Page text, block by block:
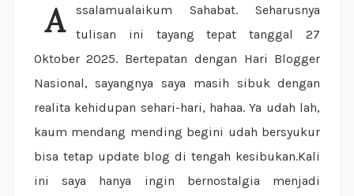
Assalamualaikum Sahabat. Seharusnya
tulisan ini tayang tepat tanggal 27
Oktober 2025. Bertepatan dengan Hari Blogger
Nasional, sayangnya saya masih sibuk dengan
realita kehidupan sehari-hari, hahaa. Ya udah lah,
kaum mendang mending begini udah bersyukur
bisa tetap update blog di tengah kesibukan.Kali
ini saya hanya ingin bernostalgia menjadi